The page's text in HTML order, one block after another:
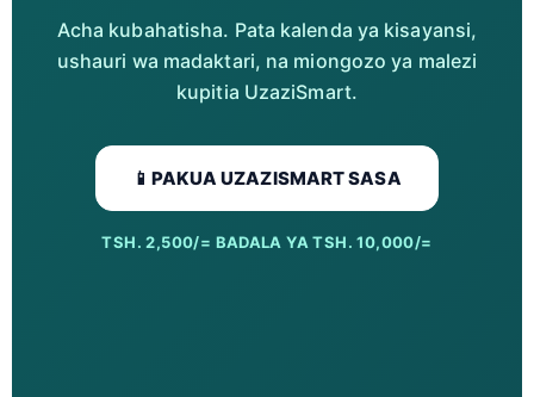
Acha kubahatisha. Pata kalenda ya kisayansi,
ushauri wa madaktari, na miongozo ya malezi
kupitia UzaziSmart.
📱 PAKUA UZAZISMART SASA
TSH. 2,500/= BADALA YA TSH. 10,000/=